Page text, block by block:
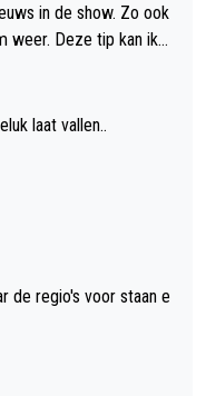
in de show. Zo ook
weer. Deze tip kan ik
laat vallen..
de regio's voor staan e